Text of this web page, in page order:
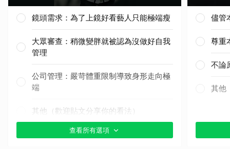
鏡頭需求：為了上鏡好看藝人只能極端瘦
大眾審查：稍微變胖就被認為沒做好自我
管理
公司管理：嚴苛體重限制導致身形走向極
端
其他（歡迎貼文分享你的看法）
查看所有選項
儘管
尊重
不論
其他